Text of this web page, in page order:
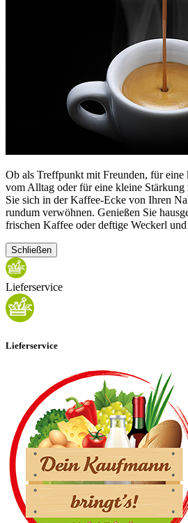
Ob als Treffpunkt mit Freunden, für eine
vom Alltag oder für eine kleine Stärkung
Sie sich in der Kaffee-Ecke von Ihren
rundum verwöhnen. Genießen Sie
frischen Kaffee oder deftige Weckerl und
Schließen
Lieferservice
Lieferservice